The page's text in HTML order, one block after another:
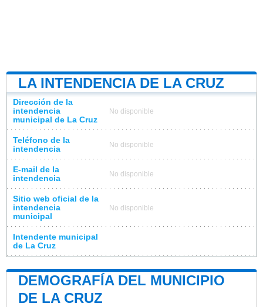
LA INTENDENCIA DE LA CRUZ
Dirección de la
intendencia
municipal de La Cruz
No disponible
Teléfono de la
intendencia
No disponible
E-mail de la
intendencia
No disponible
Sitio web oficial de la
intendencia
municipal
No disponible
Intendente municipal
de La Cruz
DEMOGRAFÍA DEL MUNICIPIO
DE LA CRUZ